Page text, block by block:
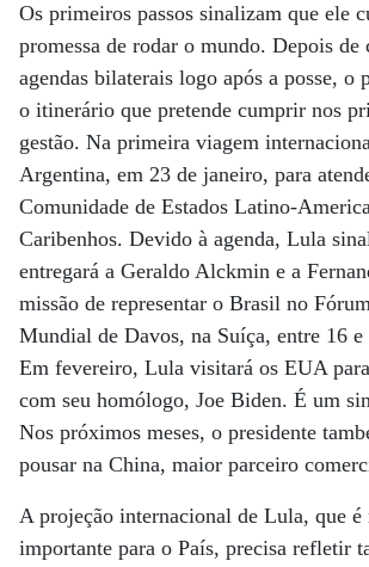
Os primeiros passos sinalizam que ele
promessa de rodar o mundo. Depois de
agendas bilaterais logo após a posse, o
o itinerário que pretende cumprir nos
gestão. Na primeira viagem
Argentina, em 23 de janeiro, para
Comunidade de Estados Latino-
Caribenhos. Devido à agenda, Lula
entregará a Geraldo Alckmin e a
missão de representar o Brasil no
Mundial de Davos, na Suíça, entre 16
Em fevereiro, Lula visitará os EUA
com seu homólogo, Joe Biden. É um
Nos próximos meses, o presidente
pousar na China, maior parceiro
A projeção internacional de Lula, que é
importante para o País, precisa refletir